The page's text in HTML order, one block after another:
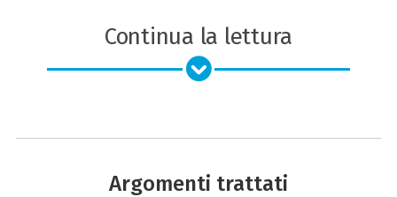
Continua la lettura
Argomenti trattati